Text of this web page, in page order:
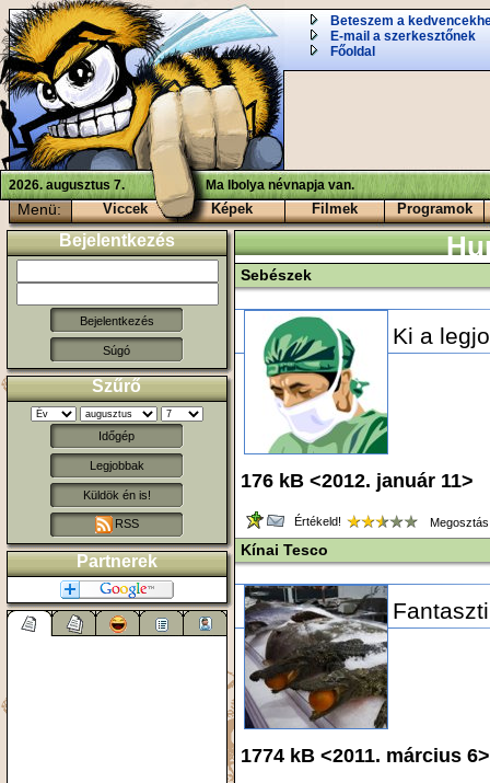
Beteszem a
E-mail a szerkesztőnek
Főoldal
2026. augusztus 7. Ma Ibolya névnapja van.
Menü: Viccek Képek Filmek Programok
Bejelentkezés
Súgó
Szűrő
Időgép
Legjobbak
Küldök én is!
RSS
Partnerek
Sebészek
Ki a
176 kB <2012. január 11>
Értékeld!
Kínai Tesco
1774 kB <2011. március